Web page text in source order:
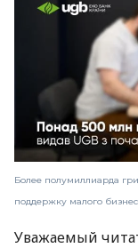
Более полумиллиарда
поддержку малого
Уважаемый